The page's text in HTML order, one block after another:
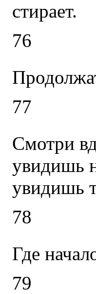
стирает.
76
77
Смотри
увидишь
увидишь
78
Где
79